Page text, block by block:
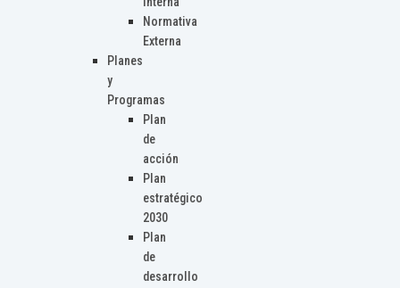
Normativa
Externa
Planes
y
Programas
Plan
de
acción
Plan
estratégico
2030
Plan
de
desarrollo